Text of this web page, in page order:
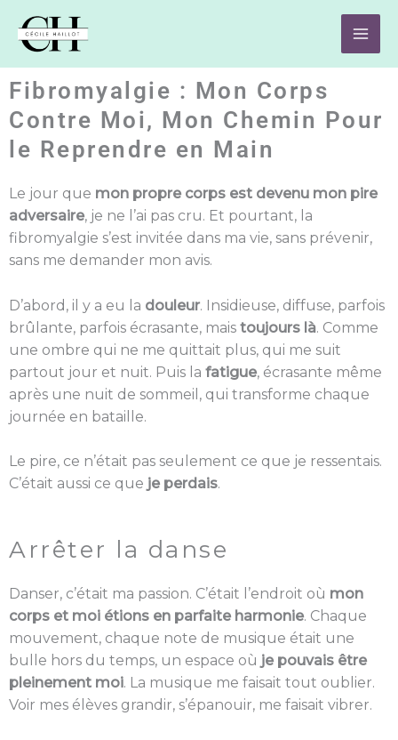
contenu
Fibromyalgie : Mon Corps
Contre Moi, Mon Chemin Pour
le Reprendre en Main
Le jour que mon propre corps est devenu mon pire
adversaire, je ne l’ai pas cru. Et pourtant, la
fibromyalgie s’est invitée dans ma vie, sans prévenir,
sans me demander mon avis.
D’abord, il y a eu la douleur. Insidieuse, diffuse, parfois
brûlante, parfois écrasante, mais toujours là. Comme
une ombre qui ne me quittait plus, qui me suit
partout jour et nuit. Puis la fatigue, écrasante même
après une nuit de sommeil, qui transforme chaque
journée en bataille.
Le pire, ce n’était pas seulement ce que je ressentais.
C’était aussi ce que je perdais.
Arrêter la danse
Danser, c’était ma passion. C’était l’endroit où mon
corps et moi étions en parfaite harmonie. Chaque
mouvement, chaque note de musique était une
bulle hors du temps, un espace où je pouvais être
pleinement moi. La musique me faisait tout oublier.
Voir mes élèves grandir, s’épanouir, me faisait vibrer.